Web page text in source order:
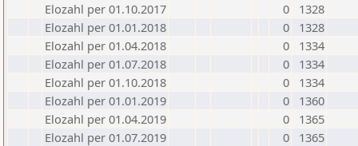
Elozahl per 01.10.2017
0
1328
Elozahl per 01.01.2018
0
1328
Elozahl per 01.04.2018
0
1334
Elozahl per 01.07.2018
0
1334
Elozahl per 01.10.2018
0
1334
Elozahl per 01.01.2019
0
1360
Elozahl per 01.04.2019
0
1365
Elozahl per 01.07.2019
0
1365